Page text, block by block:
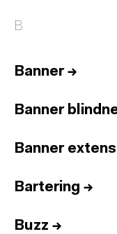
B
Banner→
Banner
Banner
Bartering →
Buzz →